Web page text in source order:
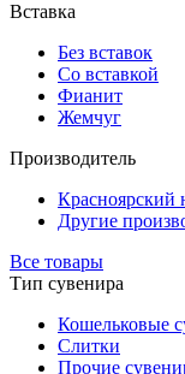
Вставка
Без вставок
Со вставкой
Фианит
Жемчуг
Производитель
Красноярский
Другие
Все товары
Тип сувенира
Кошельковые
Слитки
Прочие